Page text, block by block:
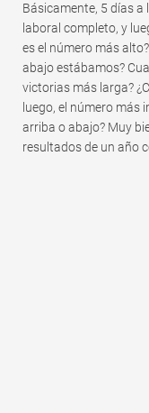
Básicamente, 5 días a
laboral completo, y
es el número más
abajo estábamos?
victorias más larga?
luego, el número más
arriba o abajo? Muy
resultados de un año